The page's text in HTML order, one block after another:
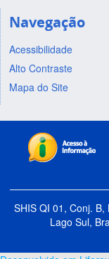
Navegação
Acessibilidade
Alto Contraste
Mapa do Site
SHIS QI 01, Conj.
Lago Sul,